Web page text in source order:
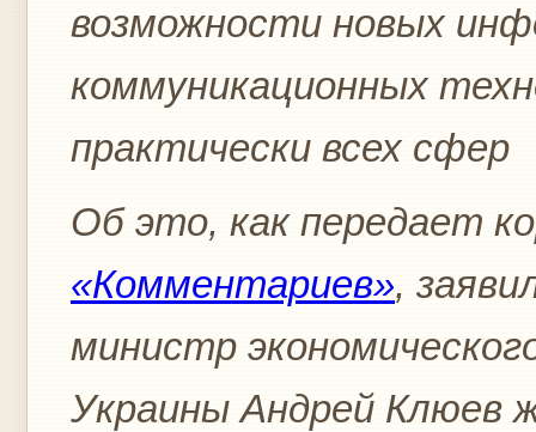
возможности новых
коммуникационных
практически всех сфер
Об это, как передает
«Комментариев»,
министр
Украины Андрей Клюев